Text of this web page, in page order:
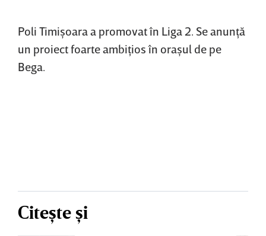
Poli Timişoara a promovat în Liga 2. Se anunţă
un proiect foarte ambiţios în oraşul de pe
Bega.
Citește și